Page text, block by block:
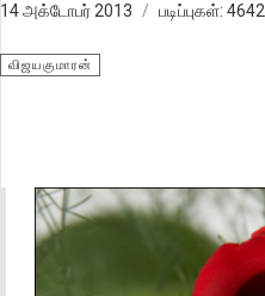
14 அக்டோபர் 2013 படிப்புகள்: 4642
விஜயகுமாரன்